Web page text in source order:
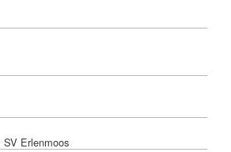
SV Erlenmoos